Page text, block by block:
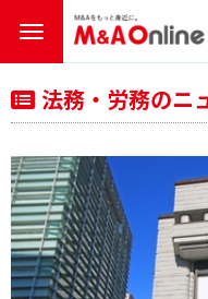
法務・労務のニ